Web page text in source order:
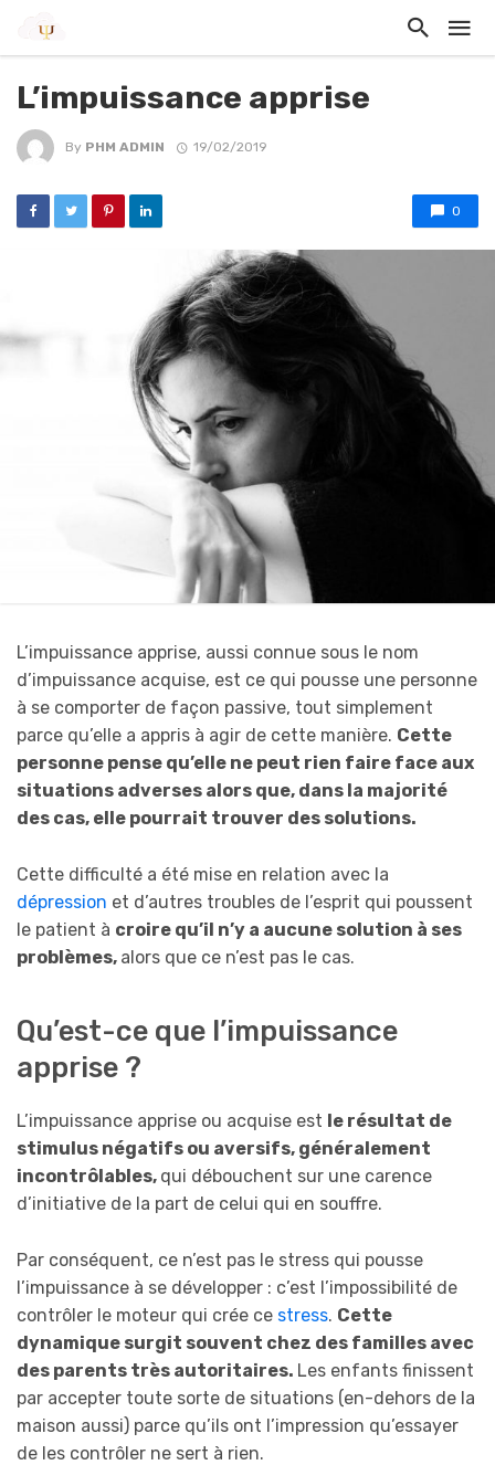
L’impuissance apprise
By PHM ADMIN 19/02/2019
0
L’impuissance apprise, aussi connue sous le nom
d’impuissance acquise, est ce qui pousse une personne
à se comporter de façon passive, tout simplement
parce qu’elle a appris à agir de cette manière. Cette
personne pense qu’elle ne peut rien faire face aux
situations adverses alors que, dans la majorité
des cas, elle pourrait trouver des solutions.
Cette difficulté a été mise en relation avec la
dépression et d’autres troubles de l’esprit qui poussent
le patient à croire qu’il n’y a aucune solution à ses
problèmes, alors que ce n’est pas le cas.
Qu’est-ce que l’impuissance
apprise ?
L’impuissance apprise ou acquise est le résultat de
stimulus négatifs ou aversifs, généralement
incontrôlables, qui débouchent sur une carence
d’initiative de la part de celui qui en souffre.
Par conséquent, ce n’est pas le stress qui pousse
l’impuissance à se développer : c’est l’impossibilité de
contrôler le moteur qui crée ce stress. Cette
dynamique surgit souvent chez des familles avec
des parents très autoritaires. Les enfants finissent
par accepter toute sorte de situations (en-dehors de la
maison aussi) parce qu’ils ont l’impression qu’essayer
de les contrôler ne sert à rien.